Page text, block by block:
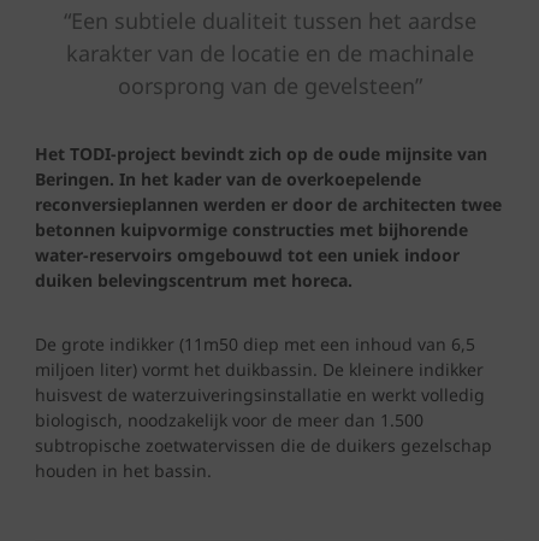
“Een subtiele dualiteit tussen het aardse
karakter van de locatie en de machinale
oorsprong van de gevelsteen”
Het TODI-project bevindt zich op de oude mijnsite van
Beringen. In het kader van de overkoepelende
reconversieplannen werden er door de architecten twee
betonnen kuipvormige constructies met bijhorende
water-reservoirs omgebouwd tot een uniek indoor
duiken belevingscentrum met horeca.
De grote indikker (11m50 diep met een inhoud van 6,5
miljoen liter) vormt het duikbassin. De kleinere indikker
huisvest de waterzuiveringsinstallatie en werkt volledig
biologisch, noodzakelijk voor de meer dan 1.500
subtropische zoetwatervissen die de duikers gezelschap
houden in het bassin.